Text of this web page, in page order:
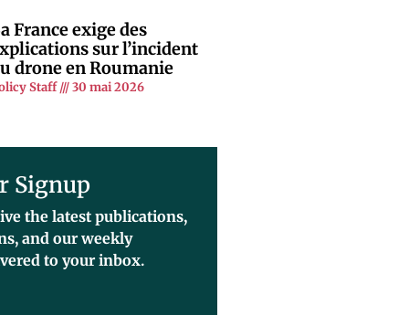
France exige des
sur l’incident
drone en Roumanie
Staff 30 mai 2026
Signup
the latest publications,
and our weekly
to your inbox.